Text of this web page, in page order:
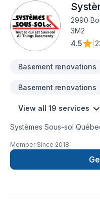
2990
3M2
4.5
Basement renovations
Basement renovations
View all 19 services
Systèmes Sous-sol
d’une vaste expérience
Haydamous, a décidé
réparation de fondations
Member Since 2018